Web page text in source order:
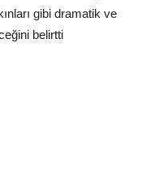
gibi dramatik ve
belirtti